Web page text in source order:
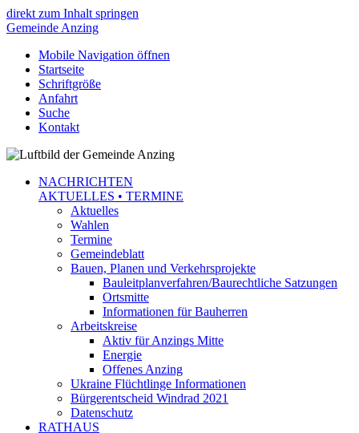
direkt zum Inhalt springen
Gemeinde Anzing
Mobile Navigation öffnen
Startseite
Schriftgröße
Anfahrt
Suche
Kontakt
NACHRICHTEN
AKTUELLES • TERMINE
Aktuelles
Wahlen
Termine
Gemeindeblatt
Bauen, Planen und Verkehrsprojekte
Bauleitplanverfahren/Baurechtliche Satzungen
Ortsmitte
Informationen für Bauherren
Arbeitskreise
Aktiv für Anzings Mitte
Energie
Offenes Anzing
Ukraine Flüchtlinge Informationen
Bürgerentscheid Windrad 2021
Datenschutz
RATHAUS